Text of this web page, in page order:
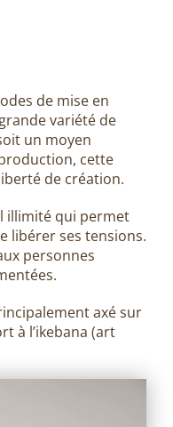
de mise en
variété de
un moyen
cette
de création.
illimité qui permet
libérer ses tensions.
personnes
axé sur
à l’ikebana (art